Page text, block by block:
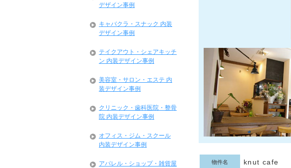
物件名 knut cafe
デザイン事例
キャバクラ・スナック 内装
デザイン事例
テイクアウト・シェアキッチ
ン 内装デザイン事例
美容室・サロン・エステ 内
装デザイン事例
クリニック・歯科医院・整骨
院 内装デザイン事例
オフィス・ジム・スクール
内装デザイン事例
アパレル・ショップ・雑貨屋